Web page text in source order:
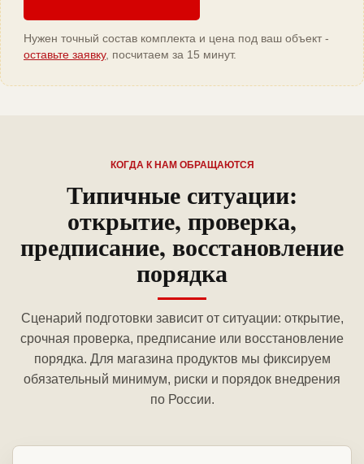
Нужен точный состав комплекта и цена под ваш объект -
оставьте заявку, посчитаем за 15 минут.
КОГДА К НАМ ОБРАЩАЮТСЯ
Типичные ситуации:
открытие, проверка,
предписание, восстановление
порядка
Сценарий подготовки зависит от ситуации: открытие,
срочная проверка, предписание или восстановление
порядка. Для магазина продуктов мы фиксируем
обязательный минимум, риски и порядок внедрения
по России.